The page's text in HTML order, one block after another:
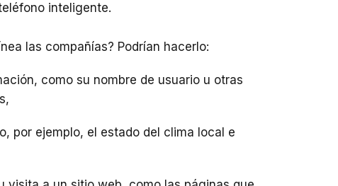
inteligente.
las compañías? Podrían hacerlo:
como su nombre de usuario u otras
por ejemplo, el estado del clima local e